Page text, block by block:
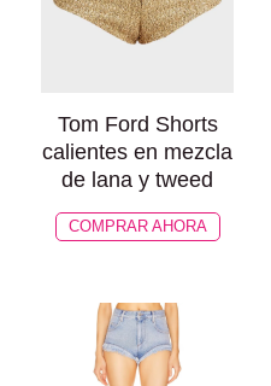
Tom Ford Shorts
calientes en mezcla
de lana y tweed
COMPRAR AHORA